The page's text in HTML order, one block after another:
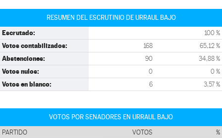
RESUMEN DEL ESCRUTINIO DE URRAUL BAJO
Escrutado: 100 %
Votos contabilizados: 168 65,12 %
Abstenciones: 90 34,88 %
Votos nulos: 0 0 %
Votos en blanco: 6 3,57 %
VOTOS POR SENADORES EN URRAUL BAJO
PARTIDO VOTOS %